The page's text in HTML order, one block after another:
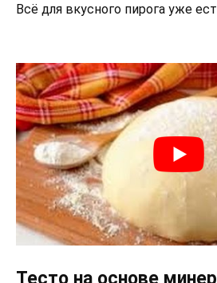
Всё для вкусного пирога уже
Тесто на основе